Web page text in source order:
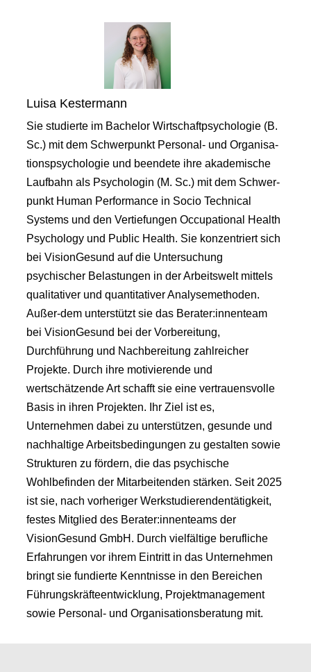
Luisa Kestermann
Sie studierte im Bachelor Wirtschaftpsychologie (B.
Sc.) mit dem Schwerpunkt Personal- und Organisa-
tionspsychologie und beendete ihre akademische
Laufbahn als Psychologin (M. Sc.) mit dem Schwer-
punkt Human Performance in Socio Technical
Systems und den Vertiefungen Occupational Health
Psychology und Public Health. Sie konzentriert sich
bei VisionGesund auf die Untersuchung
psychischer Belastungen in der Arbeitswelt mittels
qualitativer und quantitativer Analysemethoden.
Außer-dem unterstützt sie das Berater:innenteam
bei VisionGesund bei der Vorbereitung,
Durchführung und Nachbereitung zahlreicher
Projekte. Durch ihre motivierende und
wertschätzende Art schafft sie eine vertrauensvolle
Basis in ihren Projekten. Ihr Ziel ist es,
Unternehmen dabei zu unterstützen, gesunde und
nachhaltige Arbeitsbedingungen zu gestalten sowie
Strukturen zu fördern, die das psychische
Wohlbefinden der Mitarbeitenden stärken. Seit 2025
ist sie, nach vorheriger Werkstudierendentätigkeit,
festes Mitglied des Berater:innenteams der
VisionGesund GmbH. Durch vielfältige berufliche
Erfahrungen vor ihrem Eintritt in das Unternehmen
bringt sie fundierte Kenntnisse in den Bereichen
Führungskräfteentwicklung, Projektmanagement
sowie Personal- und Organisationsberatung mit.